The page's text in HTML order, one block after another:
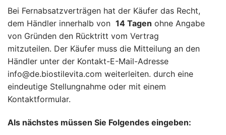
Bei Fernabsatzverträgen hat der Käufer das Recht,
dem Händler innerhalb von 14 Tagen ohne Angabe
von Gründen den Rücktritt vom Vertrag
mitzuteilen. Der Käufer muss die Mitteilung an den
Händler unter der Kontakt-E-Mail-Adresse
info@de.biostilevita.com weiterleiten. durch eine
eindeutige Stellungnahme oder mit einem
Kontaktformular.
Als nächstes müssen Sie Folgendes eingeben: